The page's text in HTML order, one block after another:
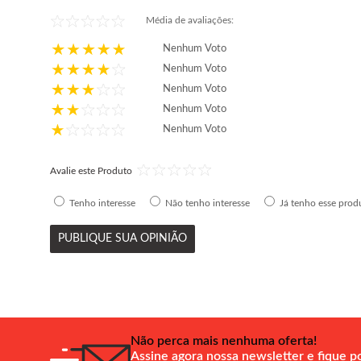
Média de avaliações:
Nenhum Voto
Nenhum Voto
Nenhum Voto
Nenhum Voto
Nenhum Voto
Avalie este Produto
Tenho interesse Não tenho interesse Já tenho esse
PUBLIQUE SUA OPINIÃO
Não perca mais nenhuma oferta!
Assine agora nossa newsletter e fique